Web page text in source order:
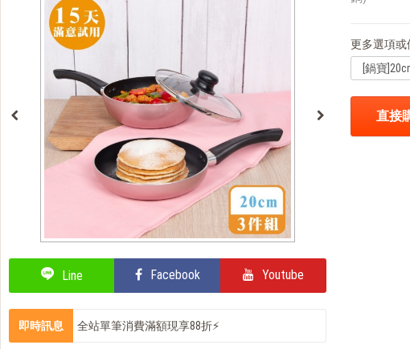
Line Facebook Youtube
即時訊息
全站單筆消費滿額現享88折⚡
更多選項或
直接